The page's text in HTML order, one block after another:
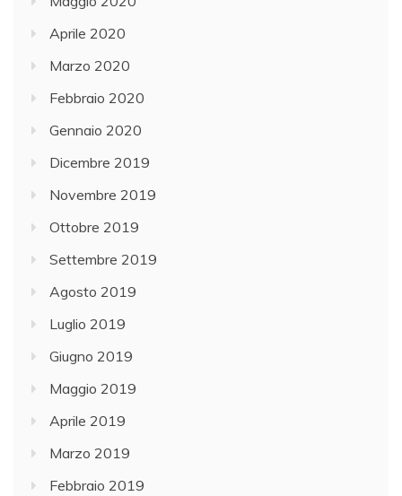
Aprile 2020
Marzo 2020
Febbraio 2020
Gennaio 2020
Dicembre 2019
Novembre 2019
Ottobre 2019
Settembre 2019
Agosto 2019
Luglio 2019
Giugno 2019
Maggio 2019
Aprile 2019
Marzo 2019
Febbraio 2019